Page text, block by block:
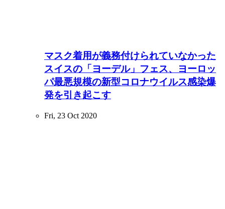
マスク着用が義務付けられていなかった
スイスの「ヨーデル」フェス、ヨーロッ
パ最悪規模の新型コロナウイルス感染爆
発を引き起こす
Fri, 23 Oct 2020